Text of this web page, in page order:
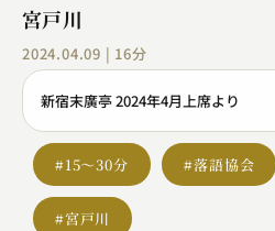
宮戸川
2024.04.09 | 16分
新宿末廣亭 2024年4月上席より
#15～30分 #落語協会
#宮戸川